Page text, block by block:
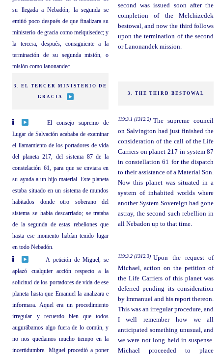
su llegada a Nebadón; la segunda se
emitió poco después de que finalizara su
ministerio de gracia como melquisedec; y
la tercera, después, consiguiente a la
terminación de su segunda misión, o
misión como lanonandec.
second was issued soon after the
completion of the Melchizedek
bestowal, and now the third follows
upon the termination of the second
or Lanonandek mission.
3. EL TERCER MINISTERIO DE
GRACIA
3. THE THIRD BESTOWAL
El consejo supremo de
Lugar de Salvación acababa de examinar
el llamamiento de los portadores de vida
del planeta 217, del sistema 87 de la
constelación 61, para que se enviara en
su ayuda a un hijo material. Este planeta
estaba situado en un sistema de mundos
habitados donde otro soberano del
sistema se había descarriado; se trataba
de la segunda de estas rebeliones que
hasta ese momento habían tenido lugar
en todo Nebadón.
119:3.1 (1312.2) The supreme council
on Salvington had just finished the
consideration of the call of the Life
Carriers on planet 217 in system 87
in constellation 61 for the dispatch
to their assistance of a Material Son.
Now this planet was situated in a
system of inhabited worlds where
another System Sovereign had gone
astray, the second such rebellion in
all Nebadon up to that time.
A petición de Miguel, se
aplazó cualquier acción respecto a la
solicitud de los portadores de vida de ese
planeta hasta que Emanuel la analizara e
informara. Aquel era un procedimiento
irregular y recuerdo bien que todos
augurábamos algo fuera de lo común, y
no nos quedamos mucho tiempo en la
incertidumbre. Miguel procedió a poner
119:3.2 (1312.3) Upon the request of
Michael, action on the petition of
the Life Carriers of this planet was
deferred pending its consideration
by Immanuel and his report thereon.
This was an irregular procedure, and
I well remember how we all
anticipated something unusual, and
we were not long held in suspense.
Michael proceeded to place